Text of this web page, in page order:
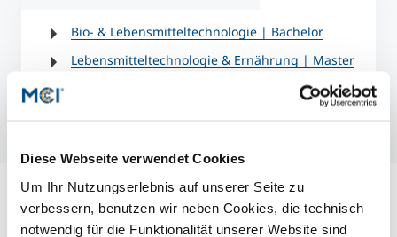
Diese Webseite verwendet Cookies
Um Ihr Nutzungserlebnis auf unserer Seite zu
verbessern, benutzen wir neben Cookies, die technisch
notwendig für die Funktionalität unserer Website sind
Bio- & Lebensmitteltechnologie | Bachelor
Lebensmitteltechnologie & Ernährung | Master